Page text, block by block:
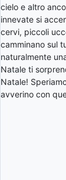
cielo e altro
innevate si
cervi, piccoli
camminano sul
naturalmente
Natale ti
Natale!
avverino con